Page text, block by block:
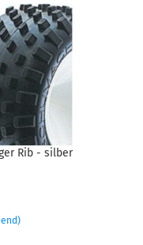
Rib - silber